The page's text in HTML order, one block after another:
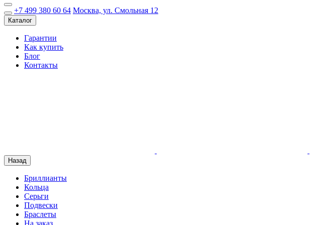
+7 499 380 60 64 Москва, ул. Смольная 12
Каталог
Гарантии
Как купить
Блог
Контакты
Назад
Бриллианты
Кольца
Серьги
Подвески
Браслеты
На заказ